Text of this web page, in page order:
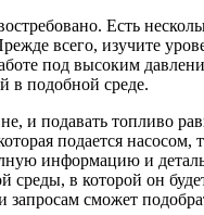
Есть
всего, изучите
под высоким
в подобной среде.
и подавать топливо
подается насосом,
информацию и
среды, в которой он
сможет